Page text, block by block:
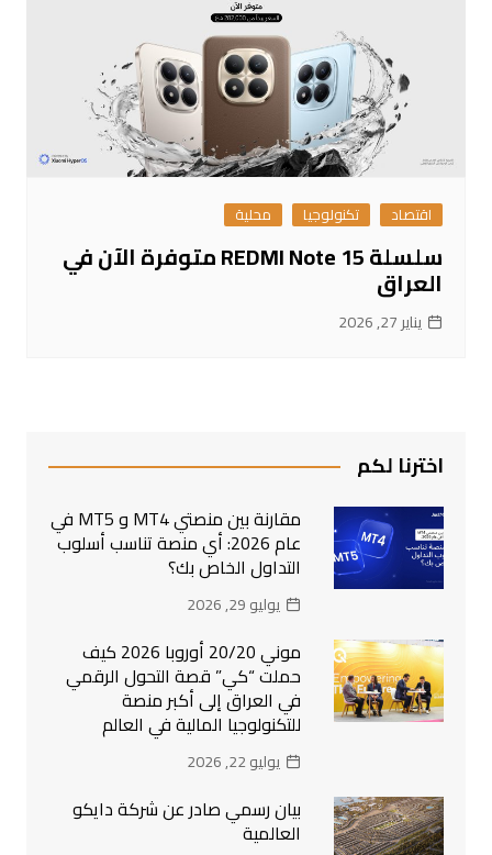
اقتصاد تكنولوجيا محلية
سلسلة REDMI Note 15 متوفرة الآن في
العراق
يناير 27, 2026
اخترنا لكم
مقارنة بين منصتي MT4 و MT5 في
عام 2026: أي منصة تناسب أسلوب
التداول الخاص بك؟
يوليو 29, 2026
موني 20/20 أوروبا 2026 كيف
حملت “كي” قصة التحول الرقمي
في العراق إلى أكبر منصة
للتكنولوجيا المالية في العالم
يوليو 22, 2026
بيان رسمي صادر عن شركة دايكو
العالمية